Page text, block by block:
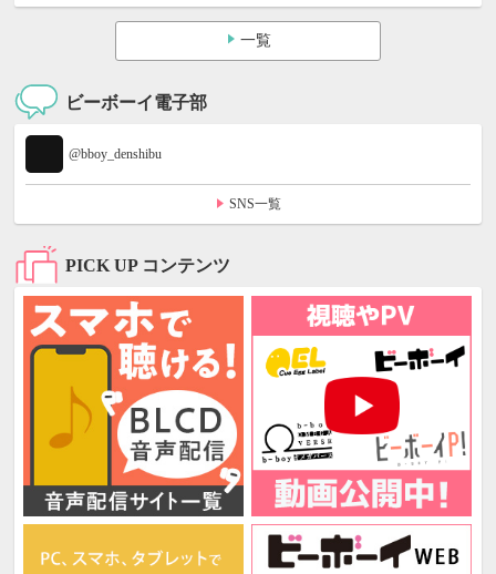
一覧
ビーボーイ電子部
@bboy_denshibu
SNS一覧
PICK UP コンテンツ